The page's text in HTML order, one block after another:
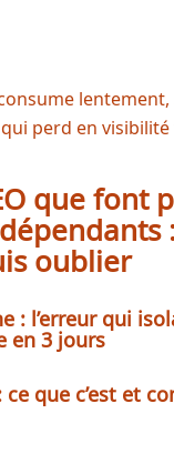
que font
:
oublier
: l’erreur qui
en 3 jours
ce que c’est et